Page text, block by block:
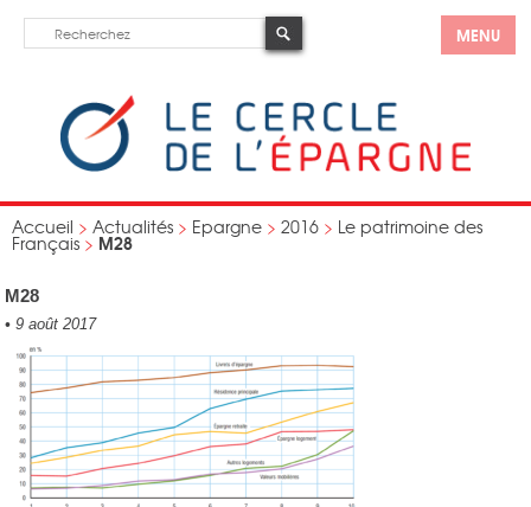
MENU
Accueil > Actualités > Epargne > 2016 > Le patrimoine des
Français > M28
M28
• 9 août 2017